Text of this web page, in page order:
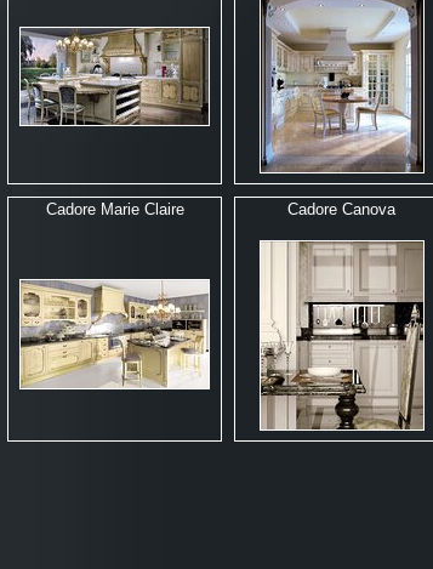
Cadore Marie Claire Cadore Canova